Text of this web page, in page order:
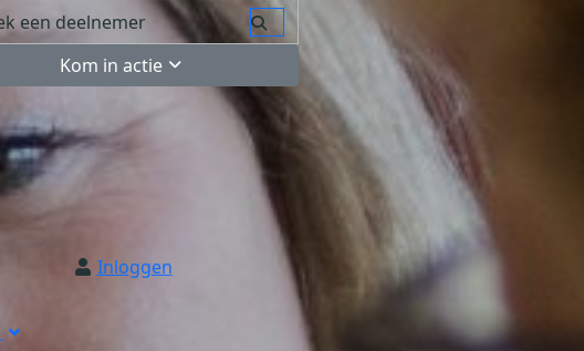
Kom in actie
Inloggen